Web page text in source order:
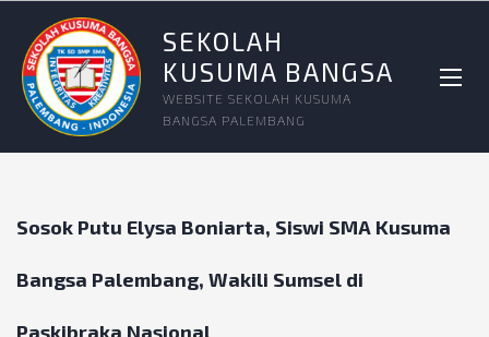
SEKOLAH
KUSUMA BANGSA
WEBSITE SEKOLAH KUSUMA
BANGSA PALEMBANG
Sosok Putu Elysa Boniarta, Siswi SMA Kusuma
Bangsa Palembang, Wakili Sumsel di
Paskibraka Nasional